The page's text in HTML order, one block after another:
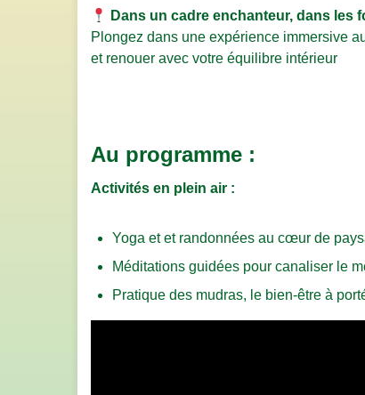
Dans un cadre enchanteur, dans les
Plongez dans une expérience immersive
et renouer avec votre équilibre intérieur
Au programme :
Activités en plein air :
Yoga et et randonnées au cœur de
Méditations guidées pour canaliser le
Pratique des mudras, le bien-être à